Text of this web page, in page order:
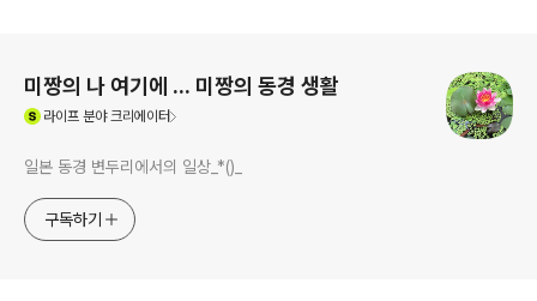
미짱의 나 여기에 ... 미짱의 동경 생활
라이프분야 크리에이터
일본 동경 변두리에서의 일상_*()_
구독하기